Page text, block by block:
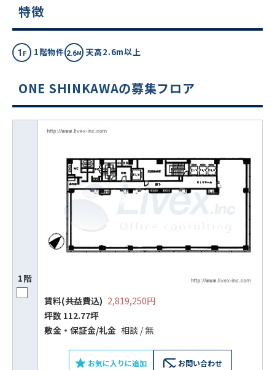
特徴
1階物件 天高2.6m以上
ONE SHINKAWAの募集フロア
1階
賃料(共益費込) 2,819,250円
坪数 112.77坪
敷⾦‧保証⾦/礼⾦ 相談 / 無
お気に入りに追加 お問い合わせ